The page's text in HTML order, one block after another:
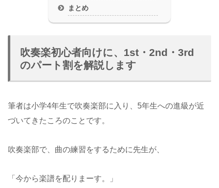
まとめ
吹奏楽初心者向けに、1st・2nd・3rd
のパート割を解説します
筆者は小学4年生で吹奏楽部に入り、5年生への進級が近
づいてきたころのことです。
吹奏楽部で、曲の練習をするために先生が、
「今から楽譜を配りまーす。」